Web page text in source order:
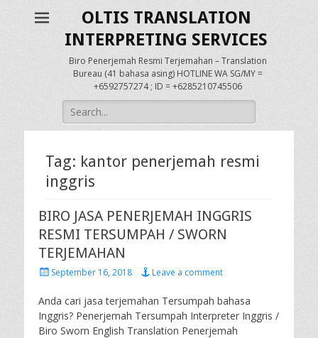
OLTIS TRANSLATION
INTERPRETING SERVICES
Biro Penerjemah Resmi Terjemahan – Translation
Bureau (41 bahasa asing) HOTLINE WA SG/MY =
+6592757274 ; ID = +6285210745506
Search
for:
Tag: kantor penerjemah resmi
inggris
BIRO JASA PENERJEMAH INGGRIS
RESMI TERSUMPAH / SWORN
TERJEMAHAN
PostedSeptember 16, 2018 Leave a comment
Anda cari jasa terjemahan Tersumpah bahasa
Inggris? Penerjemah Tersumpah Interpreter Inggris /
Biro Sworn English Translation Penerjemah